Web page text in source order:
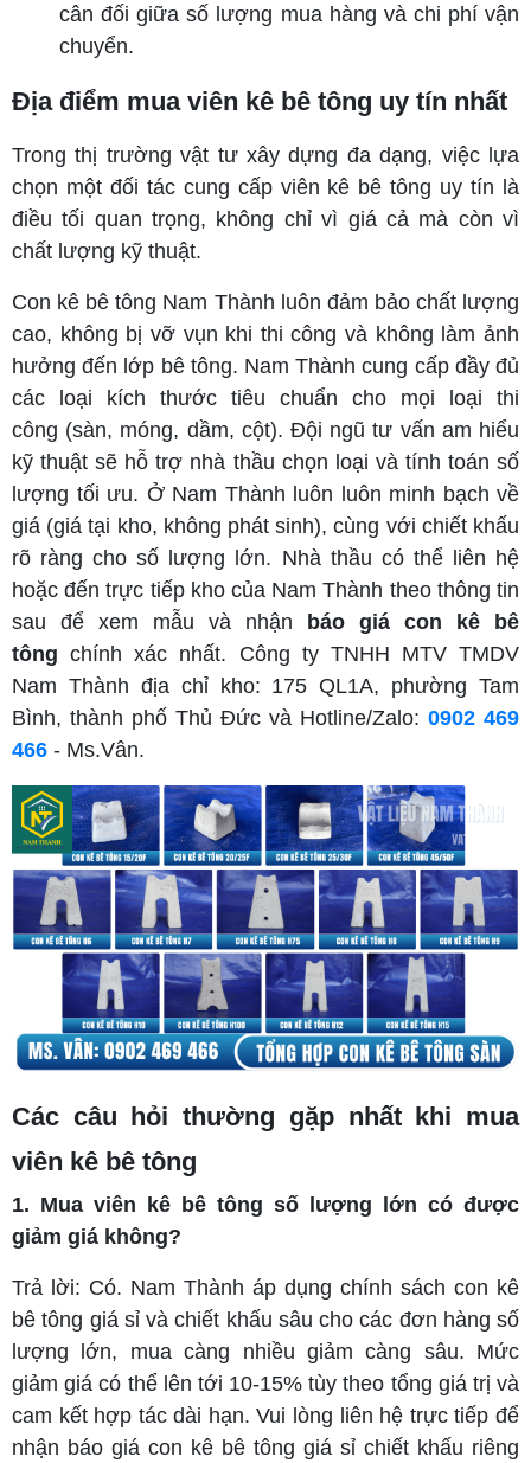
cân đối giữa số lượng mua hàng và chi phí vận
chuyển.
Địa điểm mua viên kê bê tông uy tín nhất
Trong thị trường vật tư xây dựng đa dạng, việc lựa
chọn một đối tác cung cấp viên kê bê tông uy tín là
điều tối quan trọng, không chỉ vì giá cả mà còn vì
chất lượng kỹ thuật.
Con kê bê tông Nam Thành luôn đảm bảo chất lượng
cao, không bị vỡ vụn khi thi công và không làm ảnh
hưởng đến lớp bê tông. Nam Thành cung cấp đầy đủ
các loại kích thước tiêu chuẩn cho mọi loại thi
công (sàn, móng, dầm, cột). Đội ngũ tư vấn am hiểu
kỹ thuật sẽ hỗ trợ nhà thầu chọn loại và tính toán số
lượng tối ưu. Ở Nam Thành luôn luôn minh bạch về
giá (giá tại kho, không phát sinh), cùng với chiết khấu
rõ ràng cho số lượng lớn. Nhà thầu có thể liên hệ
hoặc đến trực tiếp kho của Nam Thành theo thông tin
sau để xem mẫu và nhận báo giá con kê bê
tông chính xác nhất. Công ty TNHH MTV TMDV
Nam Thành địa chỉ kho: 175 QL1A, phường Tam
Bình, thành phố Thủ Đức và Hotline/Zalo: 0902 469
466 - Ms.Vân.
Các câu hỏi thường gặp nhất khi mua
viên kê bê tông
1. Mua viên kê bê tông số lượng lớn có được
giảm giá không?
Trả lời: Có. Nam Thành áp dụng chính sách con kê
bê tông giá sỉ và chiết khấu sâu cho các đơn hàng số
lượng lớn, mua càng nhiều giảm càng sâu. Mức
giảm giá có thể lên tới 10-15% tùy theo tổng giá trị và
cam kết hợp tác dài hạn. Vui lòng liên hệ trực tiếp để
nhận báo giá con kê bê tông giá sỉ chiết khấu riêng